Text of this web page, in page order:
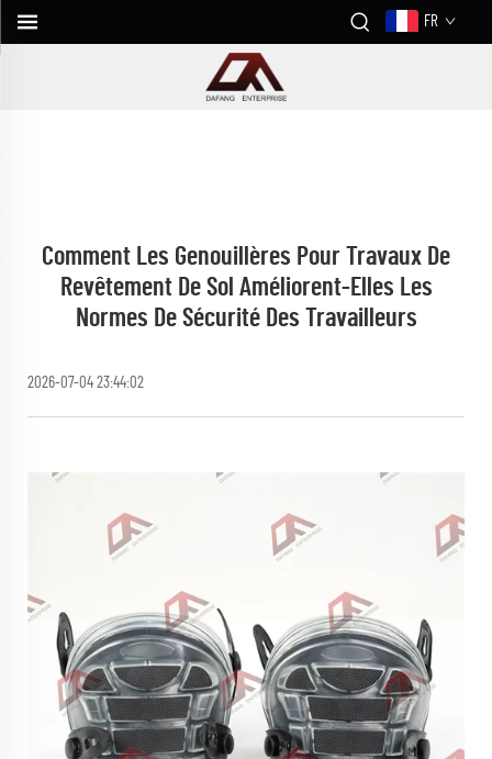
FR
Comment Les Genouillères Pour Travaux De
Revêtement De Sol Améliorent-Elles Les
Normes De Sécurité Des Travailleurs
2026-07-04 23:44:02